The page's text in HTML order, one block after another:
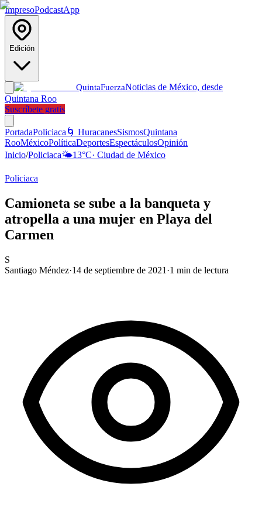
ImpresoPodcastApp
Edición
QuintaFuerzaNoticias de México, desde
Quintana Roo
Suscríbete gratis
PortadaPoliciaca 🌀 HuracanesSismosQuintana
RooMéxicoPolíticaDeportesEspectáculosOpinión
Inicio/Policiaca🌤️13°C· Ciudad de México
Policiaca
Camioneta se sube a la banqueta y
atropella a una mujer en Playa del
Carmen
S
Santiago Méndez·14 de septiembre de 2021 ·1 min de lectura